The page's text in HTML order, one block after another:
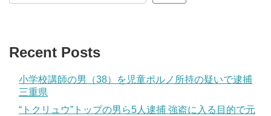
Recent Posts
小学校講師の男（38）を児童ポルノ所持の疑いで逮捕
三重県
“トクリュウ”トップの男ら5人逮捕 強盗に入る目的で元